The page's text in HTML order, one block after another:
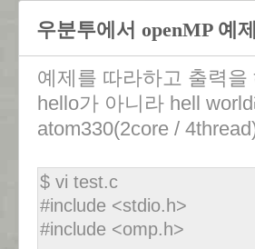
우분투에서 openMP 예제
예제를 따라하고 출력
hello가 아니라 hell
atom330(2core /
$ vi test.c
#include <stdio.h>
#include <omp.h>